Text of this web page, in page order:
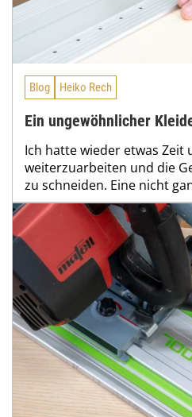
Blog Heiko Rech
Ein ungewöhnlicher
Ich hatte wieder etwas Zeit
weiterzuarbeiten und die
zu schneiden. Eine nicht